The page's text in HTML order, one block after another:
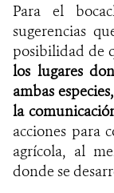
Para el
sugerencias
posibilidad de
los lugares
ambas
la
acciones para
agrícola, al
donde se